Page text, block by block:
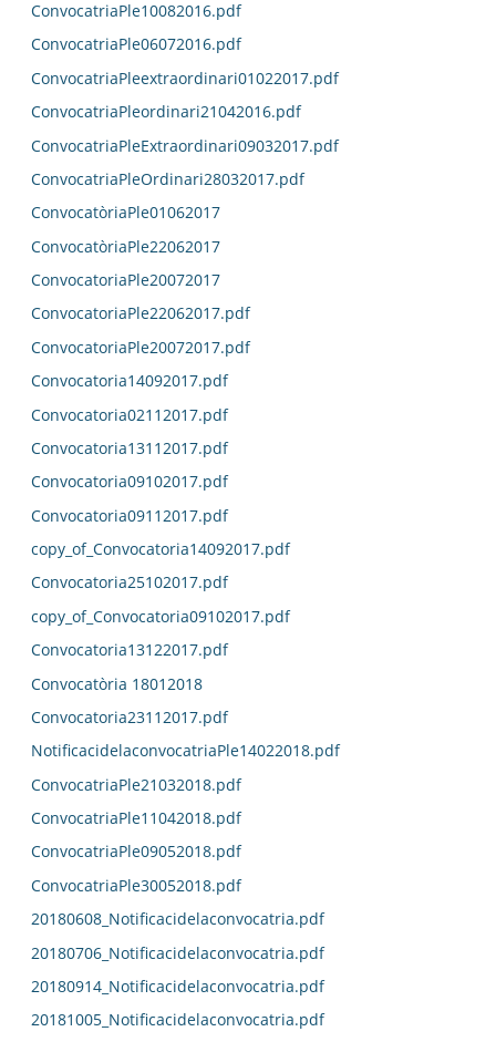
ConvocatriaPle10082016.pdf
ConvocatriaPle06072016.pdf
ConvocatriaPleextraordinari01022017.pdf
ConvocatriaPleordinari21042016.pdf
ConvocatriaPleExtraordinari09032017.pdf
ConvocatriaPleOrdinari28032017.pdf
ConvocatòriaPle01062017
ConvocatòriaPle22062017
ConvocatoriaPle20072017
ConvocatoriaPle22062017.pdf
ConvocatoriaPle20072017.pdf
Convocatoria14092017.pdf
Convocatoria02112017.pdf
Convocatoria13112017.pdf
Convocatoria09102017.pdf
Convocatoria09112017.pdf
copy_of_Convocatoria14092017.pdf
Convocatoria25102017.pdf
copy_of_Convocatoria09102017.pdf
Convocatoria13122017.pdf
Convocatòria 18012018
Convocatoria23112017.pdf
NotificacidelaconvocatriaPle14022018.pdf
ConvocatriaPle21032018.pdf
ConvocatriaPle11042018.pdf
ConvocatriaPle09052018.pdf
ConvocatriaPle30052018.pdf
20180608_Notificacidelaconvocatria.pdf
20180706_Notificacidelaconvocatria.pdf
20180914_Notificacidelaconvocatria.pdf
20181005_Notificacidelaconvocatria.pdf